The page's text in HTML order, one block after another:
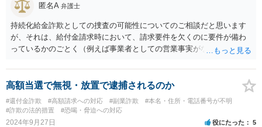
匿名A 弁護士
持続化給金詐欺としての捜査の可能性についてのご相談だと思います
が、それは、給付金請求時において、請求要件を欠くのに要件が備わ
っているかのごとく（例えば事業者としての営業事実がないのに事業
付金を請求したときには要件が備わっていたのであれば、その後給付
金支給の前後に、もはや資金が尽き事業の継続不能として会社員とし
て就職していたとしてもそれは欺したことにはなりません。確かに警
察に疑われる可能性はあるかもしれませんが、上記のように、申請時
に請求要件が備わっていたかが重要なので、その点問題がなければ、
高額当選で無視・放置で逮捕されるのか
#還付金詐欺 #高額請求への対応 #副業詐欺
#本名・住所・電話番号が不明
#詐欺の法的措置
#恐喝・脅迫への対応
2024年9月27日 役にたった 5